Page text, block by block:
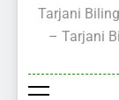
Tarjani
– Tarjani